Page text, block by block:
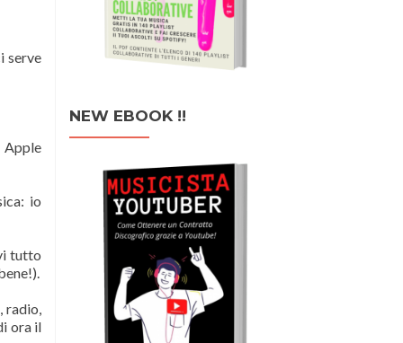
serve
Apple
io
tutto
radio,
ora il
NEW EBOOK !!